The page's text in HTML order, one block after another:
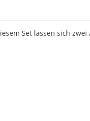
Set lassen sich